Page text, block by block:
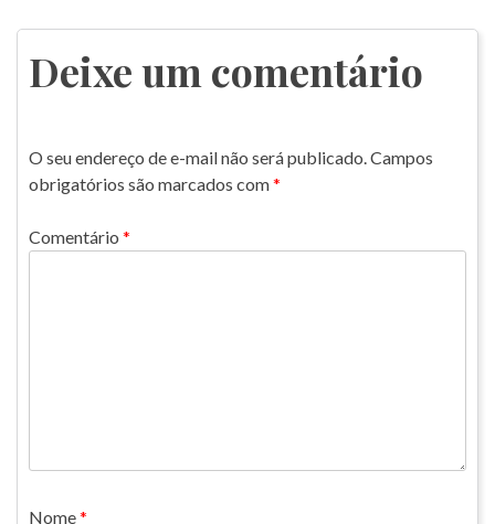
de
Post
Deixe um comentário
O seu endereço de e-mail não será publicado. Campos
obrigatórios são marcados com*
Comentário *
Nome*